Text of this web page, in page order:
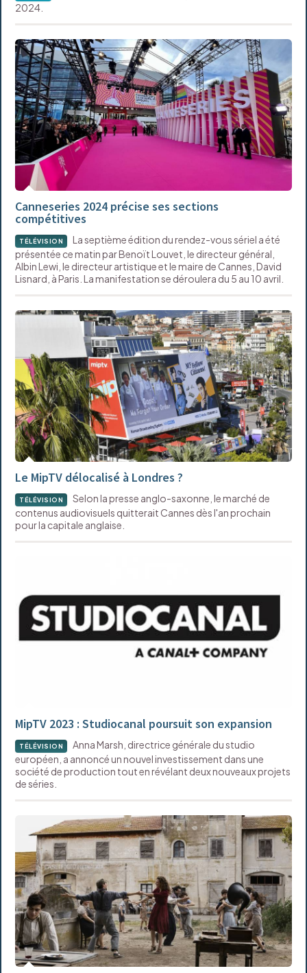
2024.
Canneseries 2024 précise ses sections
compétitives
TÉLÉVISION
La septième édition du rendez-vous sériel a été
présentée ce matin par Benoït Louvet, le directeur général,
Albin Lewi, le directeur artistique et le maire de Cannes, David
Lisnard, à Paris. La manifestation se déroulera du 5 au 10 avril.
Le MipTV délocalisé à Londres ?
TÉLÉVISION
Selon la presse anglo-saxonne, le marché de
contenus audiovisuels quitterait Cannes dès l'an prochain
pour la capitale anglaise.
MipTV 2023 : Studiocanal poursuit son expansion
TÉLÉVISION
Anna Marsh, directrice générale du studio
européen, a annoncé un nouvel investissement dans une
société de production tout en révélant deux nouveaux projets
de séries.